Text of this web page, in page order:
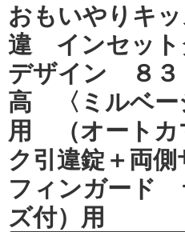
おもいやりキ
違 インセッ
デザイン ８３
高 〈ミルベ
用 （オートカ
ク引違錠＋両
フィンガード
ズ付）用